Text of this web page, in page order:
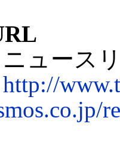
ュース
http://